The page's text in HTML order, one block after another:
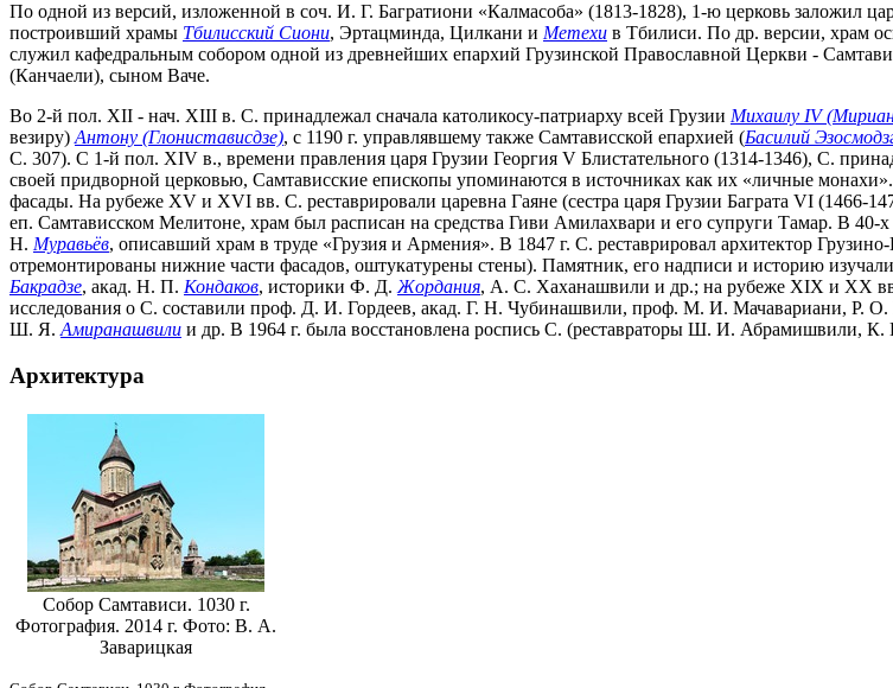
По одной из версий, изложенной в соч. И. Г. Багратиони «Калмасоба» (1813-1828), 1-ю церковь заложил
построивший храмы Тбилисский Сиони, Эртацминда, Цилкани и Метехи в Тбилиси. По др. версии, храм
служил кафедральным собором одной из древнейших епархий Грузинской Православной Церкви -
(Канчаели), сыном Ваче.
Во 2-й пол. XII - нач. XIII в. С. принадлежал сначала католикосу-патриарху всей Грузии Михаилу IV
везиру) Антону (Глонистависдзе), с 1190 г. управлявшему также Самтависской епархией (Басилий
С. 307). С 1-й пол. XIV в., времени правления царя Грузии Георгия V Блистательного (1314-1346), С.
своей придворной церковью, Самтависские епископы упоминаются в источниках как их «личные
фасады. На рубеже XV и XVI вв. С. реставрировали царевна Гаяне (сестра царя Грузии Баграта VI
еп. Самтависском Мелитоне, храм был расписан на средства Гиви Амилахвари и его супруги Тамар. В
Н. Муравьёв, описавший храм в труде «Грузия и Армения». В 1847 г. С. реставрировал архитектор
отремонтированы нижние части фасадов, оштукатурены стены). Памятник, его надписи и историю
Бакрадзе, акад. Н. П. Кондаков, историки Ф. Д. Жордания, А. С. Хаханашвили и др.; на рубеже XIX и XX
исследования о С. составили проф. Д. И. Гордеев, акад. Г. Н. Чубинашвили, проф. М. И. Мачавариани,
Ш. Я. Амиранашвили и др. В 1964 г. была восстановлена роспись С. (реставраторы Ш. И. Абрамишвили, К.
Архитектура
Собор Самтависи. 1030 г.
Фотография. 2014 г. Фото: В. А.
Заварицкая